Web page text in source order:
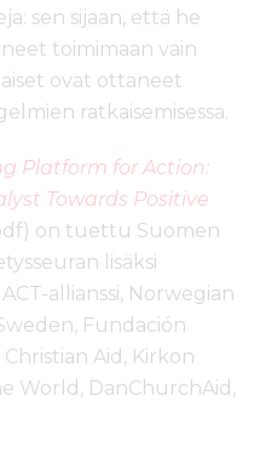
sen sijaan, että he
toimimaan vain
ovat ottaneet
ratkaisemisessa.
Platform for Action:
Towards Positive
on tuettu Suomen
lisäksi
allianssi, Norwegian
Fundación
Aid, Kirkon
World, DanChurchAid,